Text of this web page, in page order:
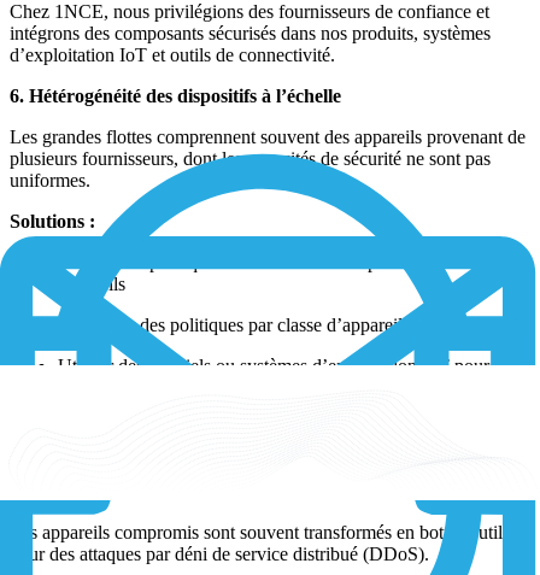
Chez 1NCE, nous privilégions des fournisseurs de confiance et
intégrons des composants sécurisés dans nos produits, systèmes
d’exploitation IoT et outils de connectivité.
6. Hétérogénéité des dispositifs à l’échelle
Les grandes flottes comprennent souvent des appareils provenant de
plusieurs fournisseurs, dont les capacités de sécurité ne sont pas
uniformes.
Solutions :
appareils
Appliquer des politiques par classe d’appareils
Utiliser des logiciels ou systèmes d’exploitation IoT pour
Les appareils compromis sont souvent transformés en botnets utilisés
pour des attaques par déni de service distribué (DDoS).